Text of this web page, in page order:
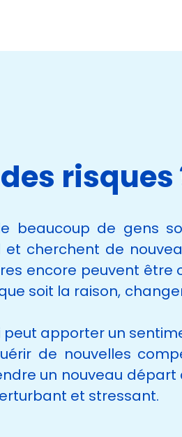
risques
beaucoup de gens
cherchent de
encore peuvent être
soit la raison,
apporter un
de nouvelles
un nouveau
et stressant.